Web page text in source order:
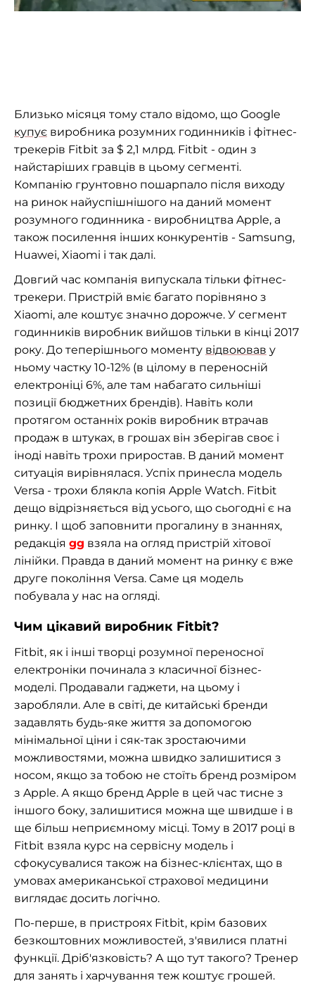
Близько місяця тому стало відомо, що Google
купує виробника розумних годинників і фітнес-
трекерів Fitbit за $ 2,1 млрд. Fitbit - один з
найстаріших гравців в цьому сегменті.
Компанію грунтовно пошарпало після виходу
на ринок найуспішнішого на даний момент
розумного годинника - виробництва Apple, а
також посилення інших конкурентів - Samsung,
Huawei, Xiaomi і так далі.
Довгий час компанія випускала тільки фітнес-
трекери. Пристрій вміє багато порівняно з
Xiaomi, але коштує значно дорожче. У сегмент
годинників виробник вийшов тільки в кінці 2017
року. До теперішнього моменту відвоював у
ньому частку 10-12% (в цілому в переносній
електроніці 6%, але там набагато сильніші
позиції бюджетних брендів). Навіть коли
протягом останніх років виробник втрачав
продаж в штуках, в грошах він зберігав своє і
іноді навіть трохи приростав. В даний момент
ситуація вирівнялася. Успіх принесла модель
Versa - трохи блякла копія Apple Watch. Fitbit
дещо відрізняється від усього, що сьогодні є на
ринку. І щоб заповнити прогалину в знаннях,
редакція gg взяла на огляд пристрій хітової
лінійки. Правда в даний момент на ринку є вже
друге покоління Versa. Саме ця модель
побувала у нас на огляді.
Чим цікавий виробник Fitbit?
Fitbit, як і інші творці розумної переносної
електроніки починала з класичної бізнес-
моделі. Продавали гаджети, на цьому і
заробляли. Але в світі, де китайські бренди
задавлять будь-яке життя за допомогою
мінімальної ціни і сяк-так зростаючими
можливостями, можна швидко залишитися з
носом, якщо за тобою не стоїть бренд розміром
з Apple. А якщо бренд Apple в цей час тисне з
іншого боку, залишитися можна ще швидше і в
ще більш неприємному місці. Тому в 2017 році в
Fitbit взяла курс на сервісну модель і
сфокусувалися також на бізнес-клієнтах, що в
умовах американської страхової медицини
виглядає досить логічно.
По-перше, в пристроях Fitbit, крім базових
безкоштовних можливостей, з'явилися платні
функції. Дріб'язковість? А що тут такого? Тренер
для занять і харчування теж коштує грошей.